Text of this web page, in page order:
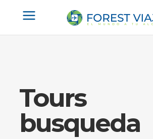
Tours
busqueda